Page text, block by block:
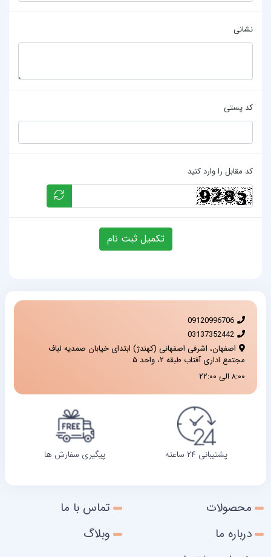
نشانی
کد پستی
کد مقابل را وارد کنید
تکمیل ثبت نام
09120996706
03137352442
اصفهان، اشرفی اصفهانی (کهندژ) ابتدای خیابان صمدیه لباف
مجتمع اداری آفتاب طبقه ۲، واحد ۵
۸:۰۰ الی ۲۲:۰۰
پشتیبانی ۲۴ ساعته پیگیری سفارش ها
محصولات
تماس با ما
درباره ما
وبلاگ